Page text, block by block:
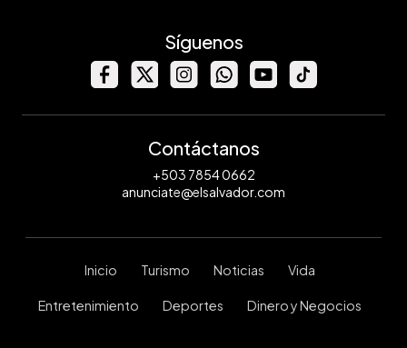
Síguenos
Contáctanos
+503 7854 0662
anunciate@elsalvador.com
Inicio Turismo Noticias Vida
Entretenimiento Deportes Dinero y Negocios